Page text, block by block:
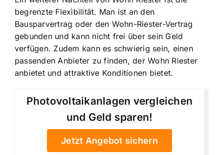
begrenzte Flexibilität. Man ist an den
Bausparvertrag oder den Wohn-Riester-Vertrag
gebunden und kann nicht frei über sein Geld
verfügen. Zudem kann es schwierig sein, einen
passenden Anbieter zu finden, der Wohn Riester
anbietet und attraktive Konditionen bietet.
Photovoltaikanlagen vergleichen
und Geld sparen!
Jetzt Angebot sichern